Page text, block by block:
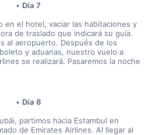
Día 7
en el hotel, vaciar las habitaciones y
de traslado que indicará su guía.
al aeropuerto. Después de los
y aduanas, nuestro vuelo a
se realizará. Pasaremos la noche
Día 8
partimos hacia Estambul en
de Emirates Airlines. Al llegar al